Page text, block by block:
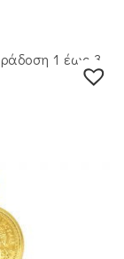
1 έως 3